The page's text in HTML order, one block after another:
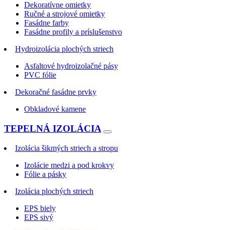
Dekoratívne omietky
Ručné a strojové omietky
Fasádne farby
Fasádne profily a príslušenstvo
Hydroizolácia plochých striech
Asfaltové hydroizolačné pásy
PVC fólie
Dekoračné fasádne prvky
Obkladové kamene
TEPELNÁ IZOLÁCIA
Izolácia šikmých striech a stropu
Izolácie medzi a pod krokvy
Fólie a pásky
Izolácia plochých striech
EPS biely
EPS sivý